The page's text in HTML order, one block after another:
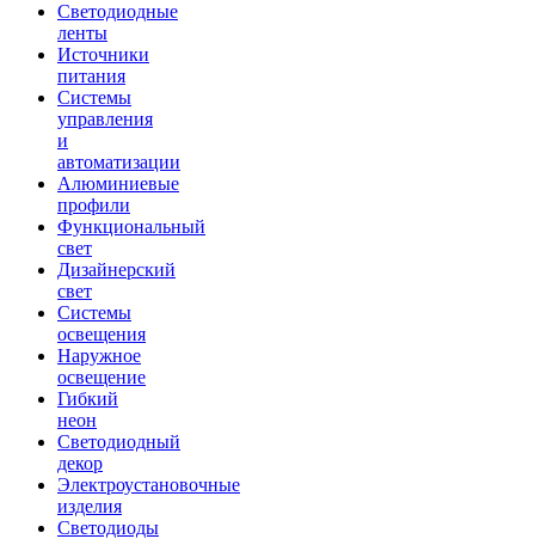
Светодиодные
ленты
Источники
питания
Системы
управления
и
автоматизации
Алюминиевые
профили
Функциональный
свет
Дизайнерский
свет
Системы
освещения
Наружное
освещение
Гибкий
неон
Светодиодный
декор
Электроустановочные
изделия
Светодиоды